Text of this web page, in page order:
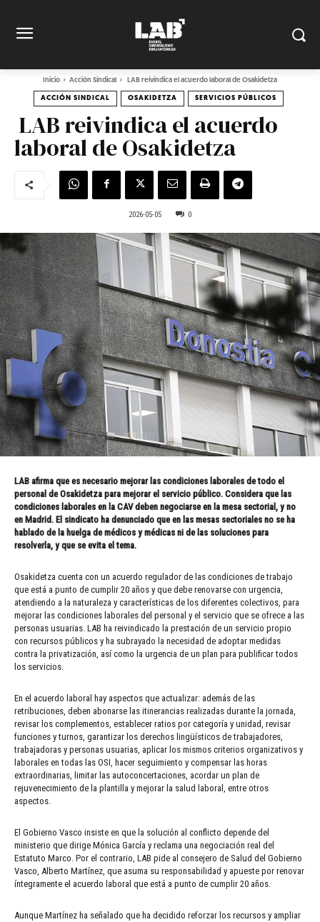
Inicio Acción Sindical LAB reivindica el acuerdo laboral de Osakidetza
ACCIÓN SINDICAL OSAKIDETZA SERVICIOS PÚBLICOS
LAB reivindica el acuerdo
laboral de Osakidetza
2026-05-05 0
LAB afirma que es necesario mejorar las condiciones laborales de todo el
personal de Osakidetza para mejorar el servicio público. Considera que las
condiciones laborales en la CAV deben negociarse en la mesa sectorial, y no
en Madrid. El sindicato ha denunciado que en las mesas sectoriales no se ha
hablado de la huelga de médicos y médicas ni de las soluciones para
resolverla, y que se evita el tema.
Osakidetza cuenta con un acuerdo regulador de las condiciones de trabajo
que está a punto de cumplir 20 años y que debe renovarse con urgencia,
atendiendo a la naturaleza y características de los diferentes colectivos, para
mejorar las condiciones laborales del personal y el servicio que se ofrece a las
personas usuarias. LAB ha reivindicado la prestación de un servicio propio
con recursos públicos y ha subrayado la necesidad de adoptar medidas
contra la privatización, así como la urgencia de un plan para publificar todos
los servicios.
En el acuerdo laboral hay aspectos que actualizar: además de las
retribuciones, deben abonarse las itinerancias realizadas durante la jornada,
revisar los complementos, establecer ratios por categoría y unidad, revisar
funciones y turnos, garantizar los derechos lingüísticos de trabajadores,
trabajadoras y personas usuarias, aplicar los mismos criterios organizativos y
laborales en todas las OSI, hacer seguimiento y compensar las horas
extraordinarias, limitar las autoconcertaciones, acordar un plan de
rejuvenecimiento de la plantilla y mejorar la salud laboral, entre otros
aspectos.
El Gobierno Vasco insiste en que la solución al conflicto depende del
ministerio que dirige Mónica García y reclama una negociación real del
Estatuto Marco. Por el contrario, LAB pide al consejero de Salud del Gobierno
Vasco, Alberto Martínez, que asuma su responsabilidad y apueste por renovar
íntegramente el acuerdo laboral que está a punto de cumplir 20 años.
Aunque Martínez ha señalado que ha decidido reforzar los recursos y ampliar